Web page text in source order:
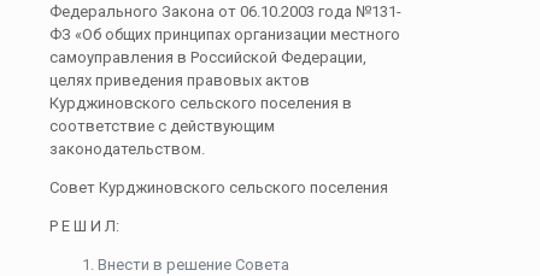
Федерального Закона от 06.10.2003 года №131-
ФЗ «Об общих принципах организации местного
самоуправления в Российской Федерации,
целях приведения правовых актов
Курджиновского сельского поселения в
соответствие с действующим
законодательством.
Совет Курджиновского сельского поселения
Р Е Ш И Л:
Внести в решение Совета